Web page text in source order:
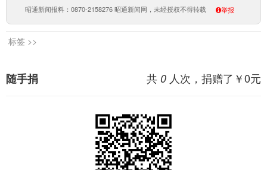
昭通新闻报料：0870-2158276 昭通新闻网，未经授权不得转载 举报
标签 >>
共 0 人次，捐赠了￥0元
随手捐